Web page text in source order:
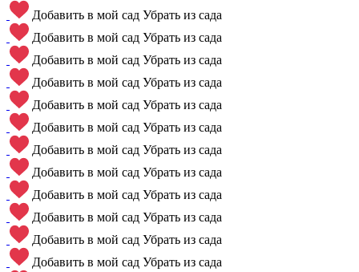
Добавить в мой сад Убрать из сада
Добавить в мой сад Убрать из сада
Добавить в мой сад Убрать из сада
Добавить в мой сад Убрать из сада
Добавить в мой сад Убрать из сада
Добавить в мой сад Убрать из сада
Добавить в мой сад Убрать из сада
Добавить в мой сад Убрать из сада
Добавить в мой сад Убрать из сада
Добавить в мой сад Убрать из сада
Добавить в мой сад Убрать из сада
Добавить в мой сад Убрать из сада